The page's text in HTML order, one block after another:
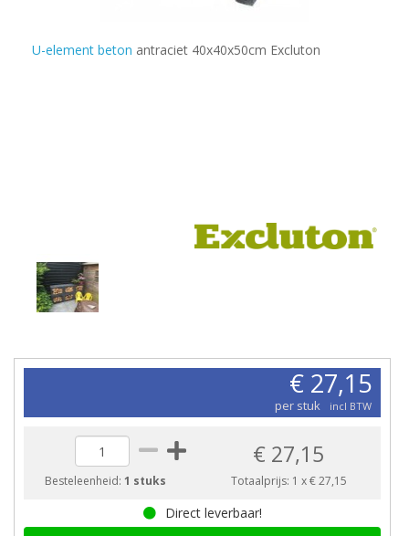
U-element beton antraciet 40x40x50cm Excluton
€ 27,15
per stuk incl BTW
Besteleenheid:1 stuks
€ 27,15
Totaalprijs: 1 x€ 27,15
Direct leverbaar!